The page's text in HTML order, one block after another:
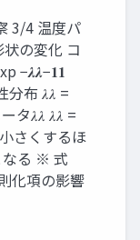
3/4 温度パ
の変化 コ
−𝝀𝝀−𝟏𝟏
分布 𝜆𝜆 =
タ𝜆𝜆 𝜆𝜆 =
さくするほ
なる ※ 式
化項の影響